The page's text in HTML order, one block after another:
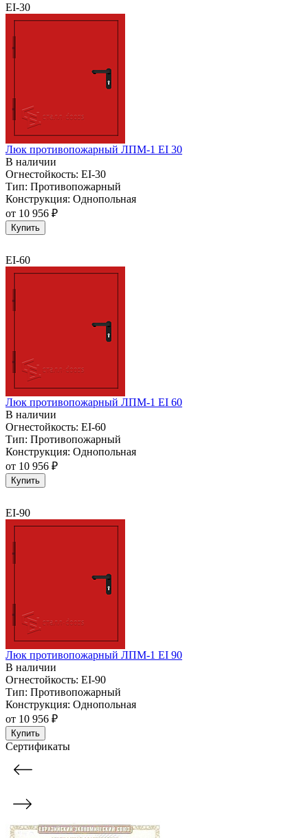
EI-30
Люк противопожарный ЛПМ-1 EI 30
В наличии
Огнестойкость: EI-30
Тип: Противопожарный
Конструкция: Однопольная
от 10 956 ₽
Купить
EI-60
Люк противопожарный ЛПМ-1 EI 60
В наличии
Огнестойкость: EI-60
Тип: Противопожарный
Конструкция: Однопольная
от 10 956 ₽
Купить
EI-90
Люк противопожарный ЛПМ-1 EI 90
В наличии
Огнестойкость: EI-90
Тип: Противопожарный
Конструкция: Однопольная
от 10 956 ₽
Купить
Сертификаты